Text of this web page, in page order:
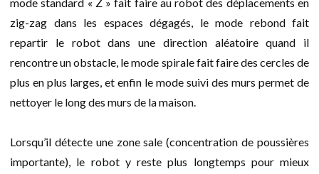
mode standard « Z » fait faire au robot des déplacements en
zig-zag dans les espaces dégagés, le mode rebond fait
repartir le robot dans une direction aléatoire quand il
rencontre un obstacle, le mode spirale fait faire des cercles de
plus en plus larges, et enfin le mode suivi des murs permet de
nettoyer le long des murs de la maison.
Lorsqu’il détecte une zone sale (concentration de poussières
importante), le robot y reste plus longtemps pour mieux